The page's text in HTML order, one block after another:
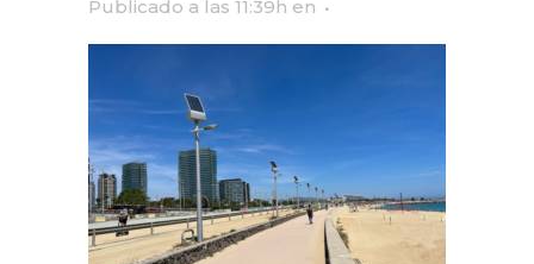
Publicado a las 11:39h en